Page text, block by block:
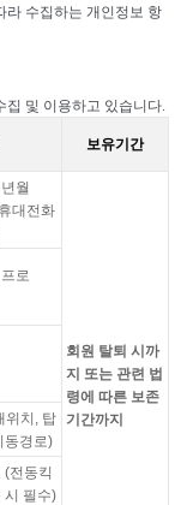
라 수집하는 개인정보 항
집 및 이용하고 있습니다.
보유기간
월
대전화
회원 탈퇴 시까
지 또는 관련 법
령에 따른 보존
기간까지
로
위치, 탑
동경로)
(전동킥
시 필수)